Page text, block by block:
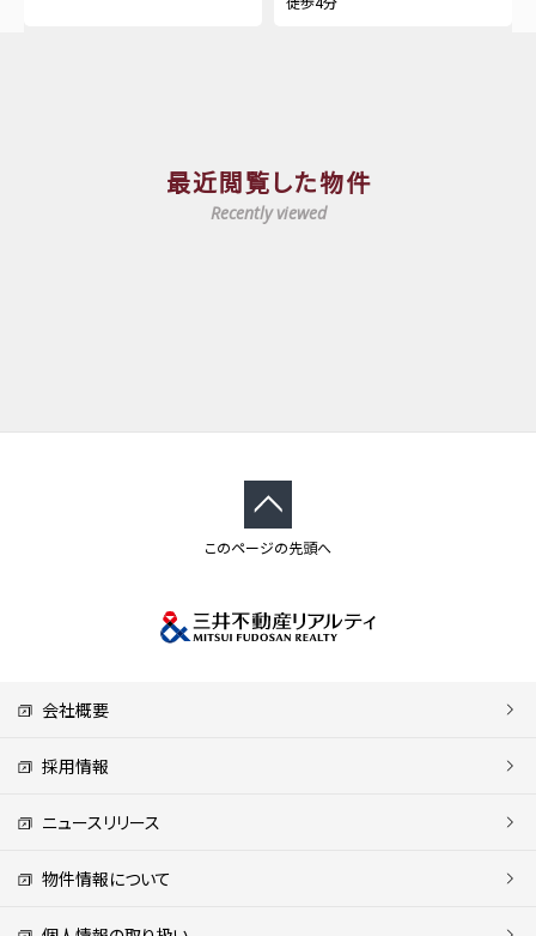
最近閲覧した物件
Recently viewed
このページの先頭へ
会社概要
採用情報
ニュースリリース
物件情報について